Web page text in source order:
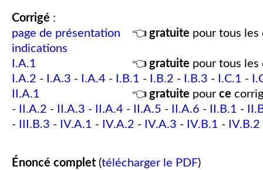
Corrigé :
page de présentation
👈 gratuite pour tous les
indications
I.A.1
👈 gratuite pour tous les
I.A.2 - I.A.3 - I.A.4 - I.B.1 - I.B.2 - I.B.3 - I.C.1 -
II.A.1
👈 gratuite pour ce
-
II.A.2 - II.A.3 - II.A.4 - II.A.5 - II.A.6 - II.B.1 -
-
III.B.3 - IV.A.1 - IV.A.2 - IV.A.3 - IV.B.1 - IV.B.2
Énoncé complet (télécharger le PDF)